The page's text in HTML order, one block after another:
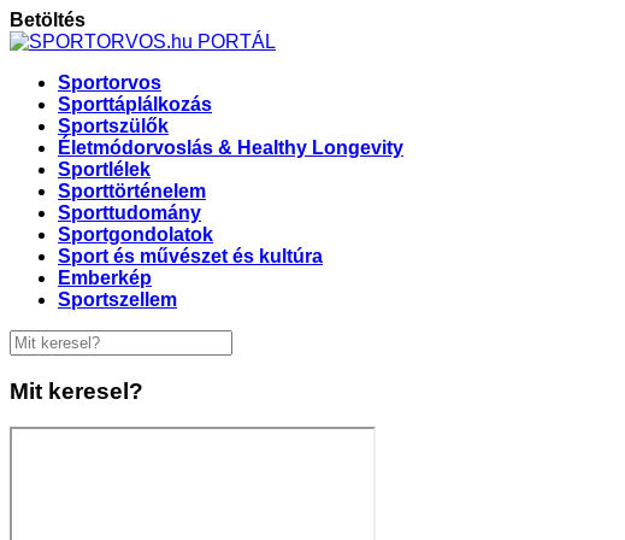
Betöltés
Sportorvos
Sporttáplálkozás
Sportszülők
Életmódorvoslás & Healthy Longevity
Sportlélek
Sporttörténelem
Sporttudomány
Sportgondolatok
Sport és művészet és kultúra
Emberkép
Sportszellem
Mit keresel?